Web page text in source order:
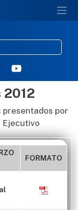
principal
por
Ejecutivo
FORMATO